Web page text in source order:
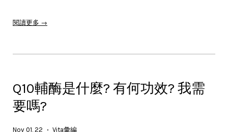
閱讀更多 →
Q10輔酶是什麼? 有何功效? 我需
要嗎?
Nov 01, 22 • Vita彙編